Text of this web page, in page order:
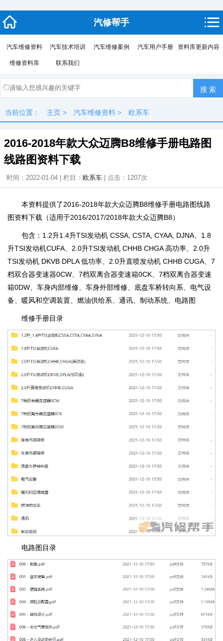
汽修帮手
汽车维修资料 汽车技术培训 汽车维修案例 汽车用户手册 资料库更新内容
维修资料库 联系我们
当前位置： 主页 > 汽车维修资料 > 欧系车
2016-2018年款大众迈腾B8维修手册电路图
线路图资料下载
时间：2022-01-04 | 栏目： 欧系车 | 点击： 1207次
本资料提供了2016-2018年款大众迈腾B8维修手册电路图线路
图资料下载（适用于2016/2017/2018年款大众迈腾B8）
包含：1.2升1.4升TSI发动机 CSSA, CSTA, CYAA, DJNA、1.8
升TSI发动机CUFA、2.0升TSI发动机 CHHB CHGA 高功率、2.0升
TSI发动机 DKVB DPLA 低功率、2.0升直喷发动机 CHHB CUGA、7
档双合器变速器0CW、7档双离合器变速箱0CK、7档双离合器变速
箱0DW、车身内部维修、车身外部维修、底盘车桥转向系、电气设
备、暖风和空调装置、燃油供给系、通讯、制动系统、电路图
维修手册目录
电路图目录